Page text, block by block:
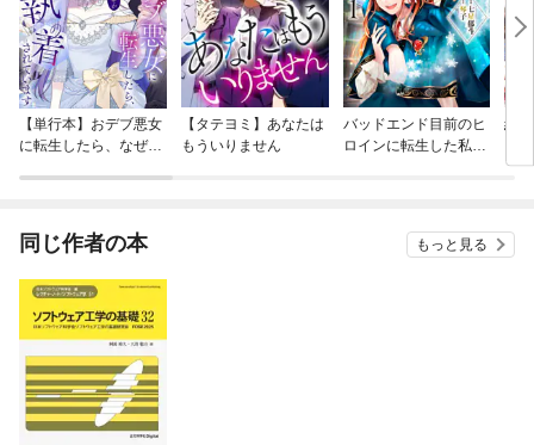
【単行本】おデブ悪女
に転生したら、なぜか
【タテヨミ】あなたは
もういりません
バッドエンド目前のヒ
ロインに転生した私、
結
同じ作者の本 もっと見る